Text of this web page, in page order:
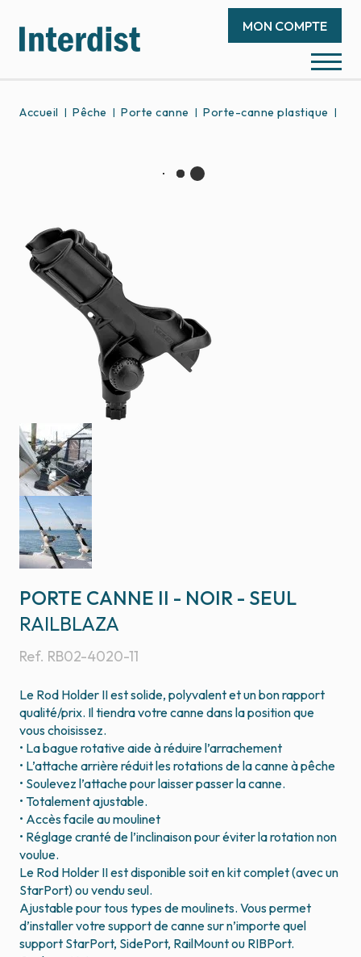
MON COMPTE
Accueil Pêche Porte canne Porte-canne plastique
PORTE CANNE II - NOIR - SEUL
Ref. RB02-4020-11
RAILBLAZA
Le Rod Holder II est solide, polyvalent et un bon rapport
qualité/prix. Il tiendra votre canne dans la position que
vous choisissez.
• La bague rotative aide à réduire l’arrachement
• L’attache arrière réduit les rotations de la canne à pêche
• Soulevez l’attache pour laisser passer la canne.
• Totalement ajustable.
• Accès facile au moulinet
• Réglage cranté de l’inclinaison pour éviter la rotation non
voulue.
Le Rod Holder II est disponible soit en kit complet (avec un
StarPort) ou vendu seul.
Ajustable pour tous types de moulinets. Vous permet
d’installer votre support de canne sur n’importe quel
support StarPort, SidePort, RailMount ou RIBPort.